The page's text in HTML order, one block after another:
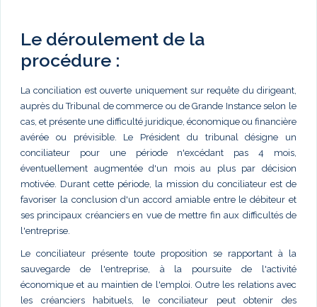
Le déroulement de la
procédure :
La conciliation est ouverte uniquement sur requête du dirigeant,
auprès du Tribunal de commerce ou de Grande Instance selon le
cas, et présente une difficulté juridique, économique ou financière
avérée ou prévisible. Le Président du tribunal désigne un
conciliateur pour une période n'excédant pas 4 mois,
éventuellement augmentée d'un mois au plus par décision
motivée. Durant cette période, la mission du conciliateur est de
favoriser la conclusion d'un accord amiable entre le débiteur et
ses principaux créanciers en vue de mettre fin aux difficultés de
l'entreprise.
Le conciliateur présente toute proposition se rapportant à la
sauvegarde de l'entreprise, à la poursuite de l'activité
économique et au maintien de l'emploi. Outre les relations avec
les créanciers habituels, le conciliateur peut obtenir des